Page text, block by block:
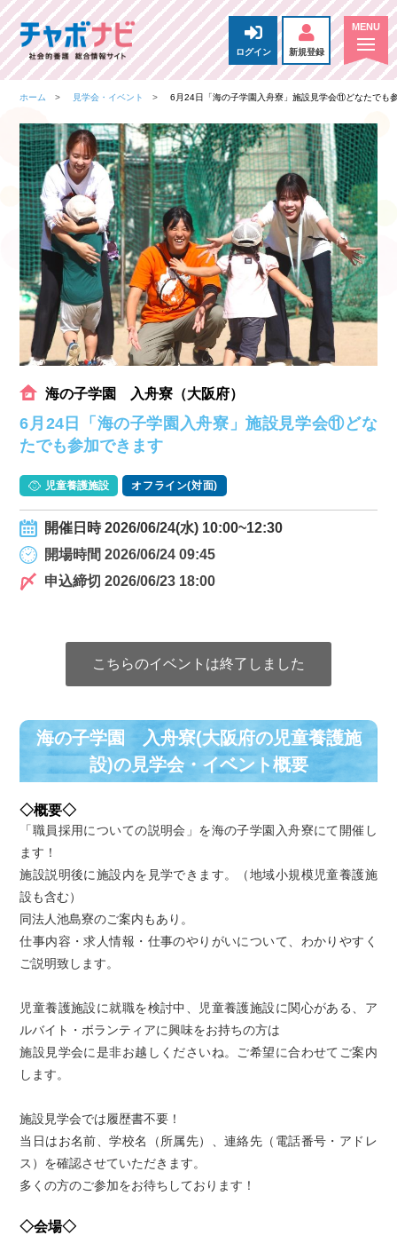
ログイン 新規登録
ホーム 見学会・イベント 6月24日「海の子学園入舟寮」施設見学会⑪どなたでも
海の子学園 入舟寮（大阪府）
6月24日「海の子学園入舟寮」施設見学会⑪どな
たでも参加できます
児童養護施設 オフライン(対面)
開催日時 2026/06/24(水) 10:00~12:30
開場時間 2026/06/24 09:45
申込締切 2026/06/23 18:00
こちらのイベントは終了しました
海の子学園 入舟寮(大阪府の児童養護施
設)の⾒学会・イベント概要
◇概要◇
「職員採用についての説明会」を海の子学園入舟寮にて開催し
ます！
施設説明後に施設内を見学できます。（地域小規模児童養護施
設も含む）
同法人池島寮のご案内もあり。
仕事内容・求人情報・仕事のやりがいについて、わかりやすく
ご説明致します。
児童養護施設に就職を検討中、児童養護施設に関心がある、ア
ルバイト・ボランティアに興味をお持ちの方は
施設見学会に是非お越しくださいね。ご希望に合わせてご案内
します。
施設見学会では履歴書不要！
当日はお名前、学校名（所属先）、連絡先（電話番号・アドレ
ス）を確認させていただきます。
多くの方のご参加をお待ちしております！
◇会場◇